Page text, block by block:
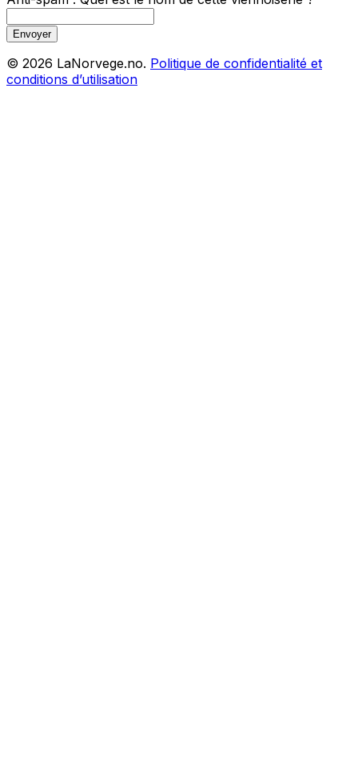
Envoyer
© 2026 LaNorvege.no. Politique de confidentialité et
conditions d’utilisation